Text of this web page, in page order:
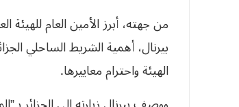
من جهته، أبرز الأمين العام
بيرنال، أهمية الشريط الساحلي
الهيئة واحترام معاييرها.